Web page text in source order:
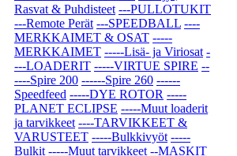
Rasvat & Puhdisteet ---PULLOTUKIT
---Remote Perät ---SPEEDBALL ----
MERKKAIMET & OSAT -----
MERKKAIMET -----Lisä- ja Viriosat -
---LOADERIT -----VIRTUE SPIRE --
----Spire 200 ------Spire 260 ------
Speedfeed -----DYE ROTOR -----
PLANET ECLIPSE -----Muut loaderit
ja tarvikkeet ----TARVIKKEET &
VARUSTEET -----Bulkkivyöt -----
Bulkit -----Muut tarvikkeet --MASKIT